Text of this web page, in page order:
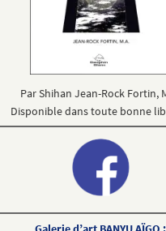
Par Shihan Jean-Rock Fortin,
Disponible dans toute bonne